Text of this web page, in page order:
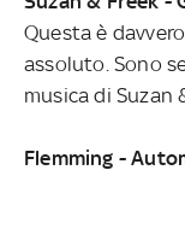
Questa è
assoluto. Sono
musica di Suzan
Flemming -